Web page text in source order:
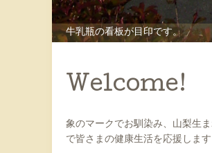
牛乳瓶の看板が目印です。
Welcome!
象のマークでお馴染み、山梨生
で皆さまの健康生活を応援しま